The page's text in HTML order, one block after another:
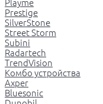
Playme
Prestige
SilverStone
Street Storm
Subini
Radartech
TrendVision
Комбо устройства
Axper
Bluesonic